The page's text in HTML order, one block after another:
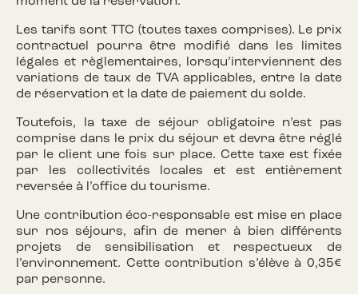
Les tarifs sont TTC (toutes taxes comprises). Le prix
contractuel pourra être modifié dans les limites
légales et règlementaires, lorsqu’interviennent des
variations de taux de TVA applicables, entre la date
de réservation et la date de paiement du solde.
Toutefois, la taxe de séjour obligatoire n’est pas
comprise dans le prix du séjour et devra être réglé
par le client une fois sur place. Cette taxe est fixée
par les collectivités locales et est entièrement
reversée à l’office du tourisme.
Une contribution éco-responsable est mise en place
sur nos séjours, afin de mener à bien différents
projets de sensibilisation et respectueux de
l’environnement. Cette contribution s’élève à 0,35€
par personne.